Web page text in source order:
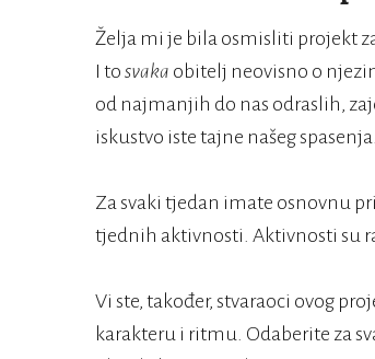
Želja mi je bila osmisliti projekt
I to svaka obitelj neovisno o
od najmanjih do nas odraslih,
iskustvo iste tajne našeg spasenja.
Za svaki tjedan imate osnovnu
tjednih aktivnosti. Aktivnosti su
Vi ste, također, stvaraoci ovog
karakteru i ritmu. Odaberite za